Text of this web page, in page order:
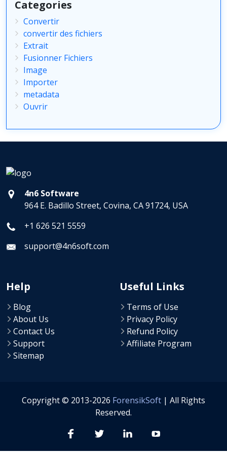
Categories
Convertir
convertir des fichiers
Extrait
Fusionner Fichiers
Image
Importer
metadata
Ouvrir
4n6 Software
964 E. Badillo Street, Covina, CA 91724, USA
+1 626 521 5559
support@4n6soft.com
Help
Blog
About Us
Contact Us
Support
Sitemap
Useful Links
Terms of Use
Privacy Policy
Refund Policy
Affiliate Program
Copyright © 2013-2026 ForensikSoft | All Rights
Reserved.